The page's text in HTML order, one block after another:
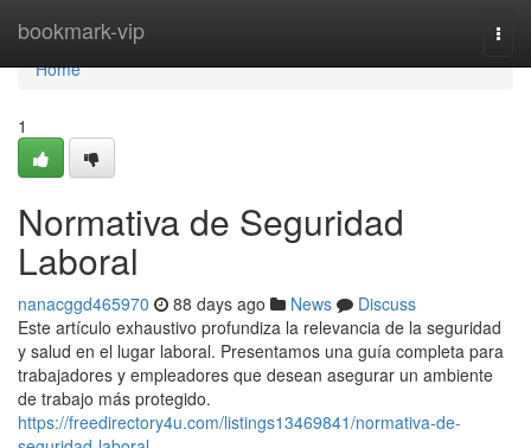
bookmark-vip
Home
Home
1
Normativa de Seguridad
Laboral
nanacggd465970 88 days ago News
Discuss
Este artículo exhaustivo profundiza la relevancia de la seguridad
y salud en el lugar laboral. Presentamos una guía completa para
trabajadores y empleadores que desean asegurar un ambiente
de trabajo más protegido.
https://freedirectory4u.com/listings13469841/normativa-de-